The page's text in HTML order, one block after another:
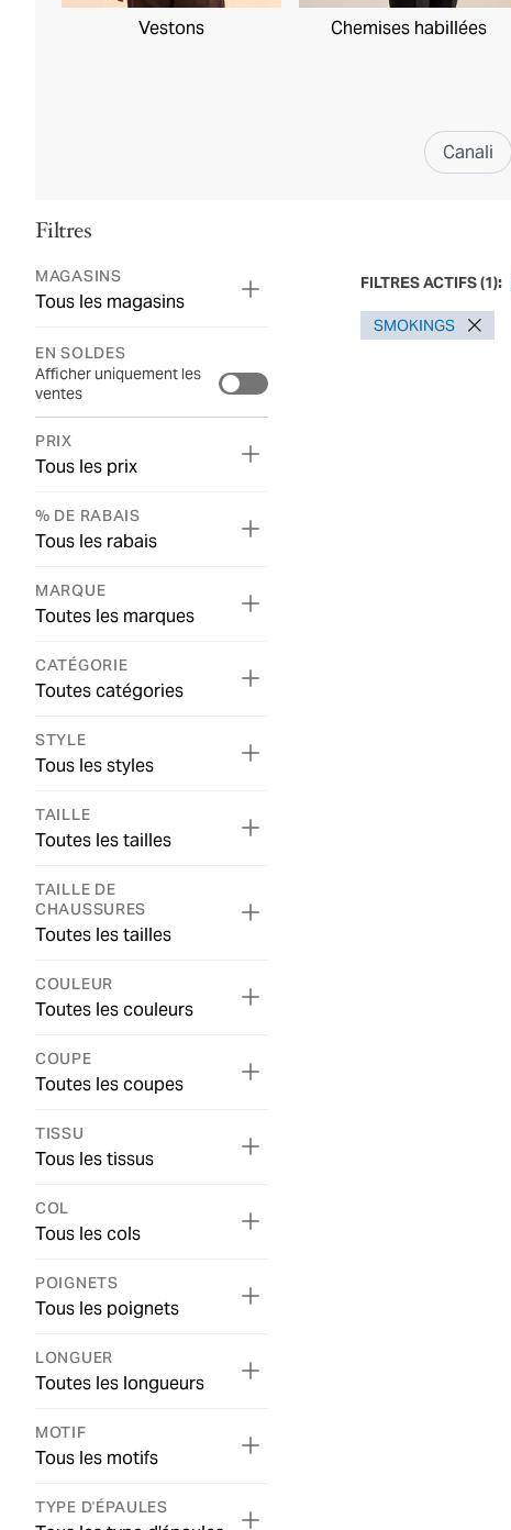
Vestons Chemises habillées
Canali
Filtres
MAGASINS
Tous les magasins
EN SOLDES
Afficher uniquement les
ventes
PRIX
Tous les prix
% DE RABAIS
Tous les rabais
MARQUE
Toutes les marques
CATÉGORIE
Toutes catégories
STYLE
Tous les styles
TAILLE
Toutes les tailles
TAILLE DE
CHAUSSURES
Toutes les tailles
COULEUR
Toutes les couleurs
COUPE
Toutes les coupes
TISSU
Tous les tissus
COL
Tous les cols
POIGNETS
Tous les poignets
LONGUER
Toutes les longueurs
MOTIF
Tous les motifs
TYPE D'ÉPAULES
FILTRES ACTIFS(1):
SMOKINGS